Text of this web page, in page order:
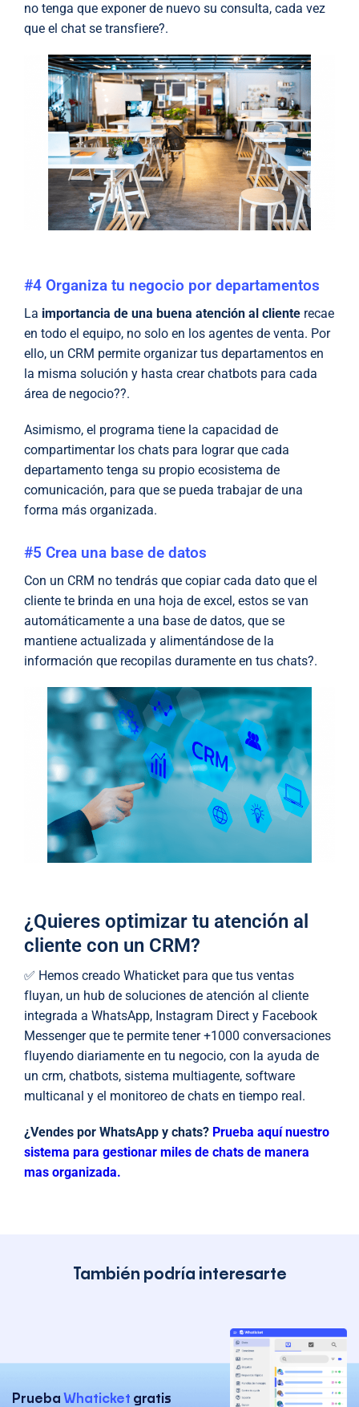
no tenga que exponer de nuevo su consulta, cada vez
que el chat se transfiere?.
#4 Organiza tu negocio por departamentos
La importancia de una buena atención al cliente recae
en todo el equipo, no solo en los agentes de venta. Por
ello, un CRM permite organizar tus departamentos en
la misma solución y hasta crear chatbots para cada
área de negocio??.
Asimismo, el programa tiene la capacidad de
compartimentar los chats para lograr que cada
departamento tenga su propio ecosistema de
comunicación, para que se pueda trabajar de una
forma más organizada.
#5 Crea una base de datos
Con un CRM no tendrás que copiar cada dato que el
cliente te brinda en una hoja de excel, estos se van
automáticamente a una base de datos, que se
mantiene actualizada y alimentándose de la
información que recopilas duramente en tus chats?.
¿Quieres optimizar tu atención al
cliente con un CRM?
✅ Hemos creado Whaticket para que tus ventas
fluyan, un hub de soluciones de atención al cliente
integrada a WhatsApp, Instagram Direct y Facebook
Messenger que te permite tener +1000 conversaciones
fluyendo diariamente en tu negocio, con la ayuda de
un crm, chatbots, sistema multiagente, software
multicanal y el monitoreo de chats en tiempo real.
¿Vendes por WhatsApp y chats? Prueba aquí nuestro
sistema para gestionar miles de chats de manera
mas organizada.
También podría interesarte
Prueba Whaticket gratis